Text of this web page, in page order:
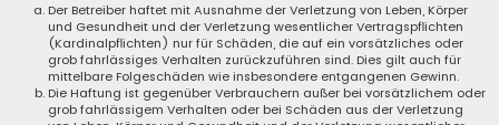
Der Betreiber haftet mit Ausnahme der Verletzung von Leben, Körper
und Gesundheit und der Verletzung wesentlicher Vertragspflichten
(Kardinalpflichten) nur für Schäden, die auf ein vorsätzliches oder
grob fahrlässiges Verhalten zurückzuführen sind. Dies gilt auch für
mittelbare Folgeschäden wie insbesondere entgangenen Gewinn.
Die Haftung ist gegenüber Verbrauchern außer bei vorsätzlichem oder
grob fahrlässigem Verhalten oder bei Schäden aus der Verletzung